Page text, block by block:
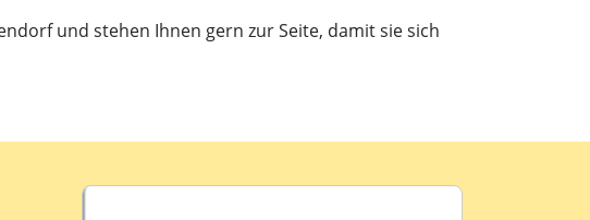
und stehen Ihnen gern zur Seite, damit sie sich